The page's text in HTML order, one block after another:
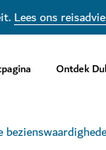
Lees ons
Ontdek